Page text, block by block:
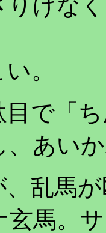
りげな
。
で「
、あい
乱馬
玄馬。